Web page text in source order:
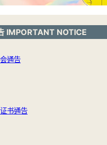
IMPORTANT NOTICE
通告
书通告